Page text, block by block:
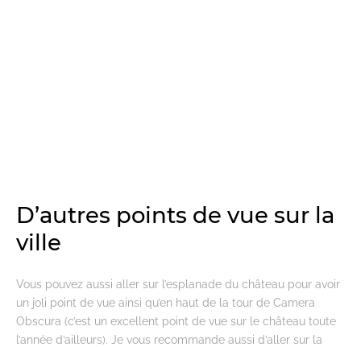
D’autres points de vue sur la
ville
Vous pouvez aussi aller sur l’esplanade du château pour avoir
un joli point de vue ainsi qu’en haut de la tour de Camera
Obscura (c’est un excellent point de vue sur le château toute
l’année d’ailleurs). Je vous recommande aussi d’aller sur la